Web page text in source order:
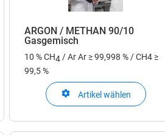
ARGON / METHAN 90/10
Gasgemisch
10 % CH4 / ArAr ≥ 99,998 % / CH4 ≥
99,5 %
Artikel wählen